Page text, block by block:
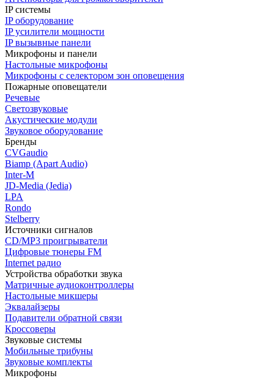
IP системы
IP оборудование
IP усилители мощности
IP вызывные панели
Микрофоны и панели
Настольные микрофоны
Микрофоны с селектором зон оповещения
Пожарные оповещатели
Речевые
Светозвуковые
Акустические модули
Звуковое оборудование
Бренды
CVGaudio
Biamp (Apart Audio)
Inter-M
JD-Media (Jedia)
LPA
Rondo
Stelberry
Источники сигналов
CD/MP3 проигрыватели
Цифровые тюнеры FM
Internet радио
Устройства обработки звука
Матричные аудиоконтроллеры
Настольные микшеры
Эквалайзеры
Подавители обратной связи
Кроссоверы
Звуковые системы
Мобильные трибуны
Звуковые комплекты
Микрофоны